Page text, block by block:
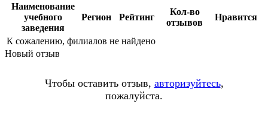
Наименование
учебного
заведения
Регион Рейтинг
Кол-во
отзывов
Нравится
К сожалению, филиалов не найдено
Новый отзыв
Чтобы оставить отзыв, авторизуйтесь,
пожалуйста.